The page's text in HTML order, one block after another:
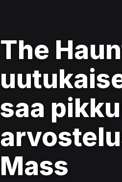
The
saa
Mass